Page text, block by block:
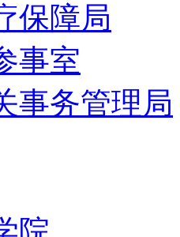
保障局
事室
事务管理局